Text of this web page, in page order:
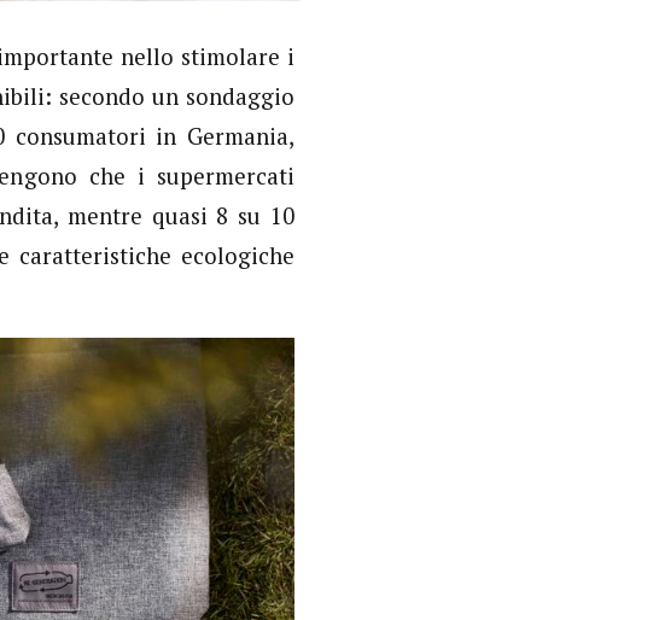
nello stimolare i
secondo un sondaggio
consumatori in Germania,
che i supermercati
mentre quasi 8 su 10
caratteristiche ecologiche